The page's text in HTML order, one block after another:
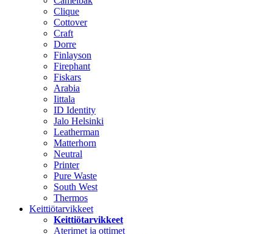
Clique
Cottover
Craft
Dorre
Finlayson
Firephant
Fiskars
Arabia
Iittala
ID Identity
Jalo Helsinki
Leatherman
Matterhorn
Neutral
Printer
Pure Waste
South West
Thermos
Keittiötarvikkeet
Keittiötarvikkeet
Aterimet ja ottimet